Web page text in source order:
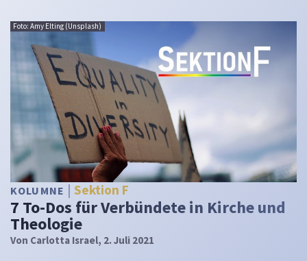
Foto: Amy Elting (Unsplash)
KOLUMNE Sektion F
7 To-Dos für Verbündete in Kirche und
Theologie
Von Carlotta Israel, 2. Juli 2021